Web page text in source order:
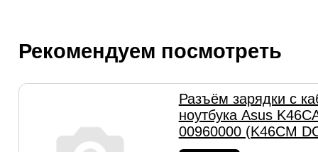
Рекомендуем посмотреть
Разъём зарядки с
ноутбука Asus
00960000 (K46CM